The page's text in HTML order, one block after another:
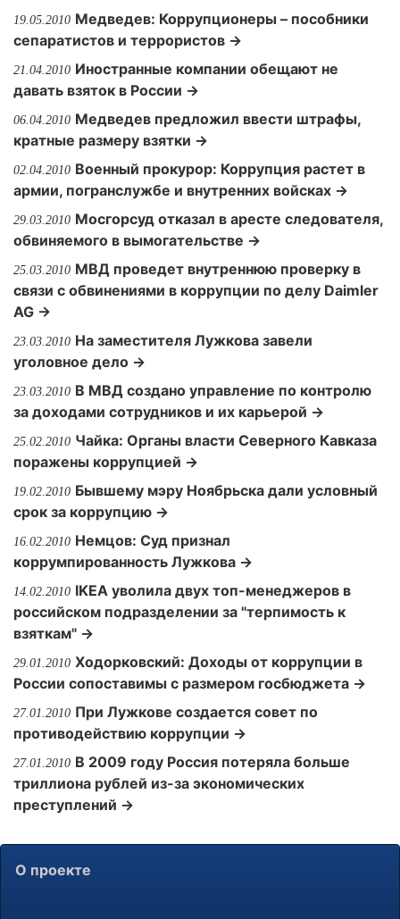
19.05.2010 Медведев: Коррупционеры – пособники
сепаратистов и террористов →
21.04.2010 Иностранные компании обещают не
давать взяток в России →
06.04.2010 Медведев предложил ввести штрафы,
кратные размеру взятки →
02.04.2010 Военный прокурор: Коррупция растет в
армии, погранслужбе и внутренних войсках →
29.03.2010 Мосгорсуд отказал в аресте следователя,
обвиняемого в вымогательстве →
25.03.2010 МВД проведет внутреннюю проверку в
связи с обвинениями в коррупции по делу Daimler
AG →
23.03.2010 На заместителя Лужкова завели
уголовное дело →
23.03.2010 В МВД создано управление по контролю
за доходами сотрудников и их карьерой →
25.02.2010 Чайка: Органы власти Северного Кавказа
поражены коррупцией →
19.02.2010 Бывшему мэру Ноябрьска дали условный
срок за коррупцию →
16.02.2010 Немцов: Суд признал
коррумпированность Лужкова →
14.02.2010 IKEA уволила двух топ-менеджеров в
российском подразделении за "терпимость к
взяткам" →
29.01.2010 Ходорковский: Доходы от коррупции в
России сопоставимы с размером госбюджета →
27.01.2010 При Лужкове создается совет по
противодействию коррупции →
27.01.2010 В 2009 году Россия потеряла больше
триллиона рублей из-за экономических
преступлений →
О проекте